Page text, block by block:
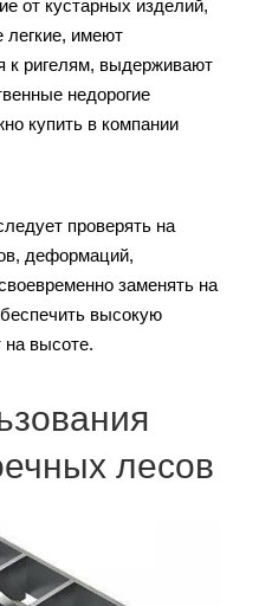
от кустарных изделий,
легкие, имеют
к ригелям, выдерживают
недорогие
купить в компании
проверять на
деформаций,
заменять на
высокую
на высоте.
лесов